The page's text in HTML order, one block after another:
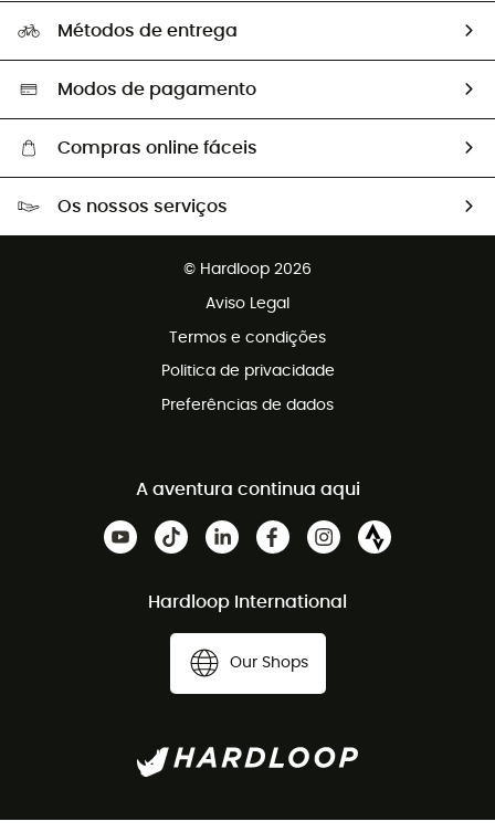
Trocas & Devoluções
Os nossos embaixadores
Seleção eco-responsável
Métodos de entrega
Modos de pagamento
Compras online fáceis
Devoluções gratuitas em 100 dias
Os nossos serviços
© Hardloop 2026
Aviso Legal
Termos e condições
Politica de privacidade
Preferências de dados
A aventura continua aqui
Hardloop International
Our Shops